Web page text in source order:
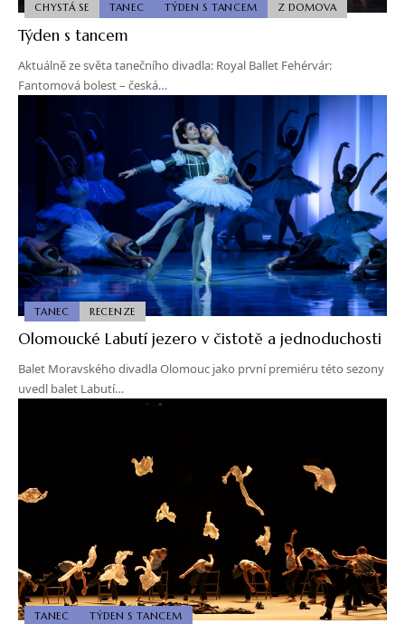
CHYSTÁ SE TANEC TÝDEN S TANCEM Z DOMOVA
Týden s tancem
Aktuálně ze světa tanečního divadla: Royal Ballet Fehérvár:
Fantomová bolest – česká…
TANEC RECENZE
Olomoucké Labutí jezero v čistotě a jednoduchosti
Balet Moravského divadla Olomouc jako první premiéru této sezony
uvedl balet Labutí…
TANEC TÝDEN S TANCEM